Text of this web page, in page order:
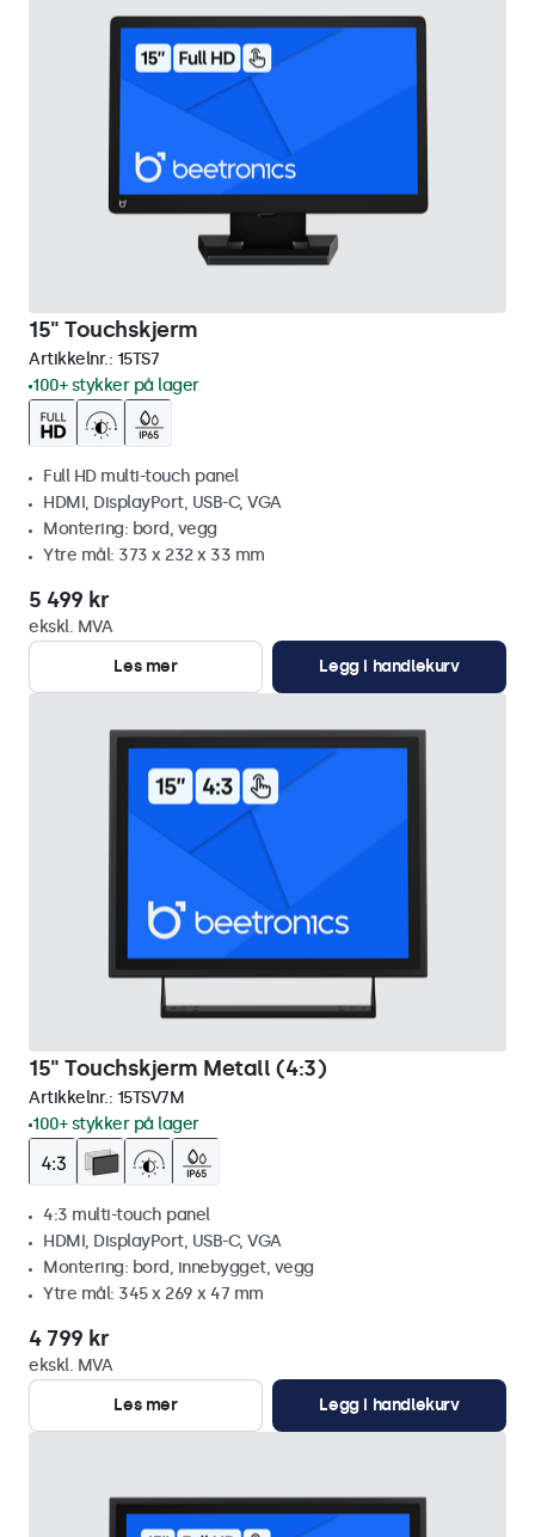
15" Touchskjerm
Artikkelnr.: 15TS7
100+ stykker på lager
Full HD multi-touch panel
HDMI, DisplayPort, USB-C, VGA
Montering: bord, vegg
Ytre mål: 373 x 232 x 33 mm
5 499 kr
ekskl. MVA
Les mer
Legg i handlekurv
15" Touchskjerm Metall (4:3)
Artikkelnr.: 15TSV7M
100+ stykker på lager
4:3 multi-touch panel
HDMI, DisplayPort, USB-C, VGA
Montering: bord, innebygget, vegg
Ytre mål: 345 x 269 x 47 mm
4 799 kr
ekskl. MVA
Les mer
Legg i handlekurv